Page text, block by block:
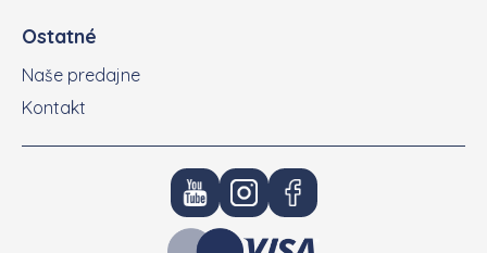
Ostatné
Naše predajne
Kontakt